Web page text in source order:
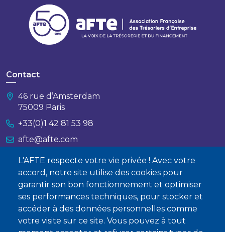
L'AFTE respecte votre vie privée ! Avec votre
accord, notre site utilise des cookies pour
garantir son bon fonctionnement et optimiser
ses performances techniques, pour stocker et
accéder à des données personnelles comme
votre visite sur ce site. Vous pouvez à tout
Contact
46 rue d’Amsterdam
75009 Paris
+33(0)1 42 81 53 98
afte@afte.com
Nous contacter
À propos
Qui sommes-nous ?
Devenir membre